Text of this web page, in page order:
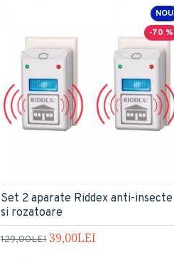
NOU
-70 %
Set 2 aparate Riddex anti-insecte
si rozatoare
129,00LEI 39,00LEI